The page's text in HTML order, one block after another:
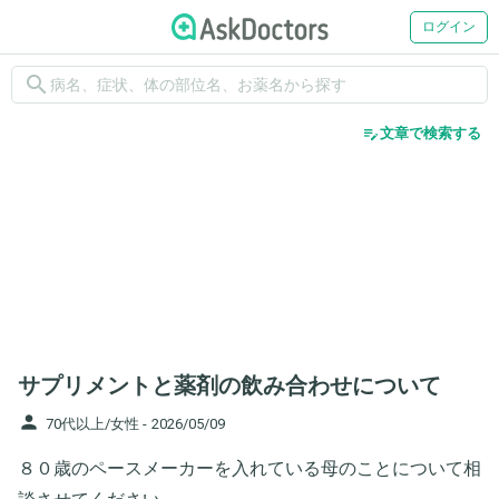
ログイン
search
edit_note文章で検索する
サプリメントと薬剤の飲み合わせについて
person 70代以上/女性 - 2026/05/09
８０歳のペースメーカーを入れている母のことについて相